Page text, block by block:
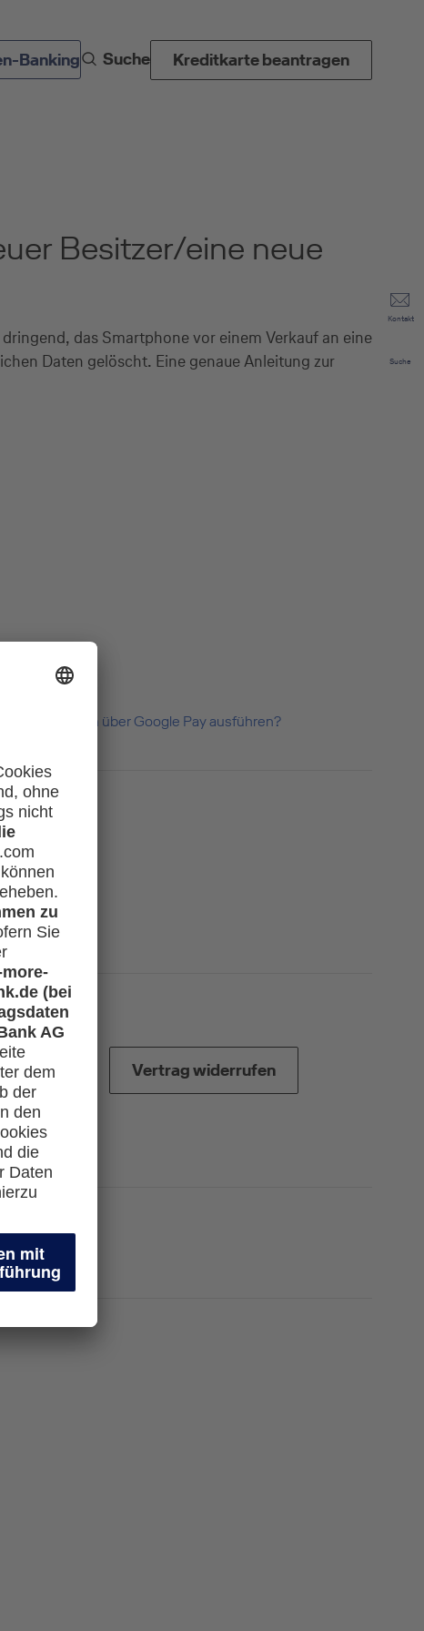
Banking Suche Kreditkarte beantragen
Kontakt
Suche
Besitzer/eine neue
das Smartphone vor einem Verkauf an eine
Daten gelöscht. Eine genaue Anleitung zur
Zahlungen über Google Pay ausführen?
Vertrag widerrufen